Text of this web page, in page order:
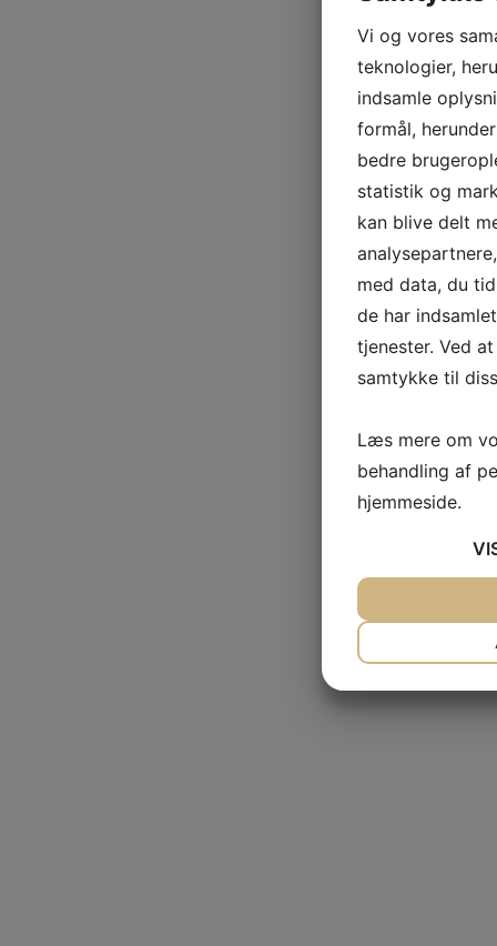
Vi og vores
teknologier,
indsamle
formål,
bedre
statistik og
kan blive delt
med data, du
de har
tjenester. Ved
samtykke til
Læs mere om
behandling af
hjemmeside.